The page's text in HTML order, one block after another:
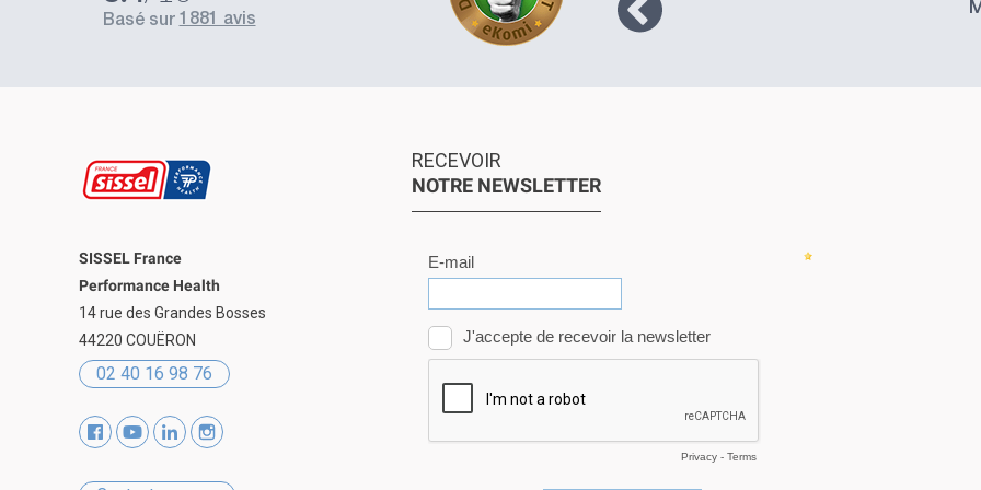
basé sur1881 avis
une véritable honte, avec un livreur qui ne se présente pas,
que personne n'était présent pour réceptionner la
plus s'il y avait d'autres services de livraison sur le site
mais si DPD est la seule option de livraison, il est certain que
je commanderai ailleurs et c'est bien dommage.
SISSEL France
Performance Health
14 rue des Grandes Bosses
44220 COUËRON
02 40 16 98 76
RECEVOIR
NOTRE NEWSLETTER